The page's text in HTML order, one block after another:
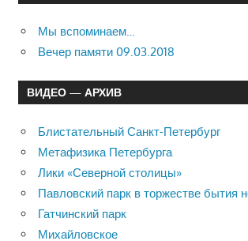
Мы вспоминаем…
Вечер памяти 09.03.2018
ВИДЕО — АРХИВ
Блистательный Санкт-Петербург
Метафизика Петербурга
Лики «Северной столицы»
Павловский парк в торжестве бытия
Гатчинский парк
Михайловское